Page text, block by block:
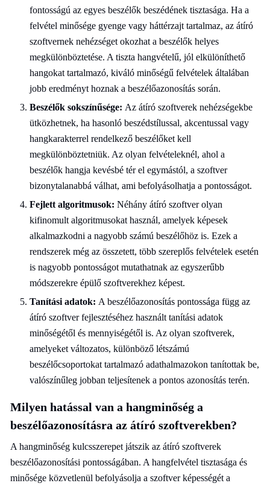
fontosságú az egyes beszélők beszédének tisztasága. Ha a
felvétel minősége gyenge vagy háttérzajt tartalmaz, az átíró
szoftvernek nehézséget okozhat a beszélők helyes
megkülönböztetése. A tiszta hangvételű, jól elkülöníthető
hangokat tartalmazó, kiváló minőségű felvételek általában
jobb eredményt hoznak a beszélőazonosítás során.
Beszélők sokszínűsége: Az átíró szoftverek nehézségekbe
ütközhetnek, ha hasonló beszédstílussal, akcentussal vagy
hangkarakterrel rendelkező beszélőket kell
megkülönböztetniük. Az olyan felvételeknél, ahol a
beszélők hangja kevésbé tér el egymástól, a szoftver
bizonytalanabbá válhat, ami befolyásolhatja a pontosságot.
Fejlett algoritmusok: Néhány átíró szoftver olyan
kifinomult algoritmusokat használ, amelyek képesek
alkalmazkodni a nagyobb számú beszélőhöz is. Ezek a
rendszerek még az összetett, több szereplős felvételek esetén
is nagyobb pontosságot mutathatnak az egyszerűbb
módszerekre épülő szoftverekhez képest.
Tanítási adatok: A beszélőazonosítás pontossága függ az
átíró szoftver fejlesztéséhez használt tanítási adatok
minőségétől és mennyiségétől is. Az olyan szoftverek,
amelyeket változatos, különböző létszámú
beszélőcsoportokat tartalmazó adathalmazokon tanítottak be,
valószínűleg jobban teljesítenek a pontos azonosítás terén.
Milyen hatással van a hangminőség a
beszélőazonosításra az átíró szoftverekben?
A hangminőség kulcsszerepet játszik az átíró szoftverek
beszélőazonosítási pontosságában. A hangfelvétel tisztasága és
minősége közvetlenül befolyásolja a szoftver képességét a